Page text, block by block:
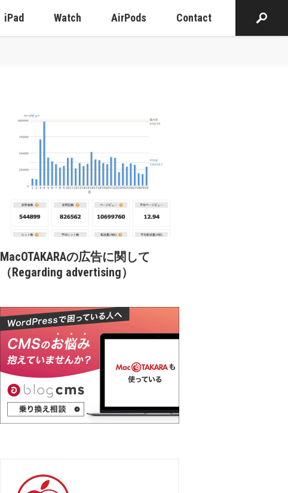
iPad Watch AirPods Contact
MacOTAKARAの広告に関して
（Regarding advertising）